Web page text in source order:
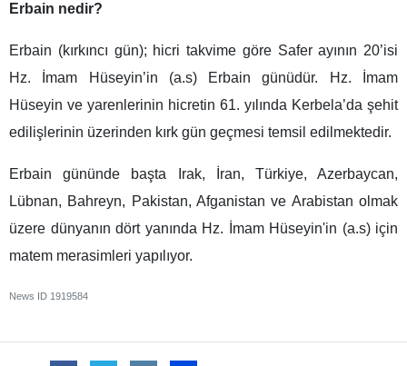
Erbain nedir?
Erbain (kırkıncı gün); hicri takvime göre Safer ayının 20’isi
Hz. İmam Hüseyin’in (a.s) Erbain günüdür. Hz. İmam
Hüseyin ve yarenlerinin hicretin 61. yılında Kerbela’da şehit
edilişlerinin üzerinden kırk gün geçmesi temsil edilmektedir.
Erbain gününde başta Irak, İran, Türkiye, Azerbaycan,
Lübnan, Bahreyn, Pakistan, Afganistan ve Arabistan olmak
üzere dünyanın dört yanında Hz. İmam Hüseyin'in (a.s) için
matem merasimleri yapılıyor.
News ID 1919584